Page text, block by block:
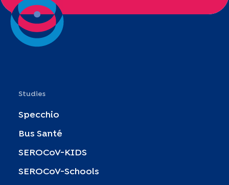
Studies
Specchio
Bus Santé
SEROCoV-KIDS
SEROCoV-Schools